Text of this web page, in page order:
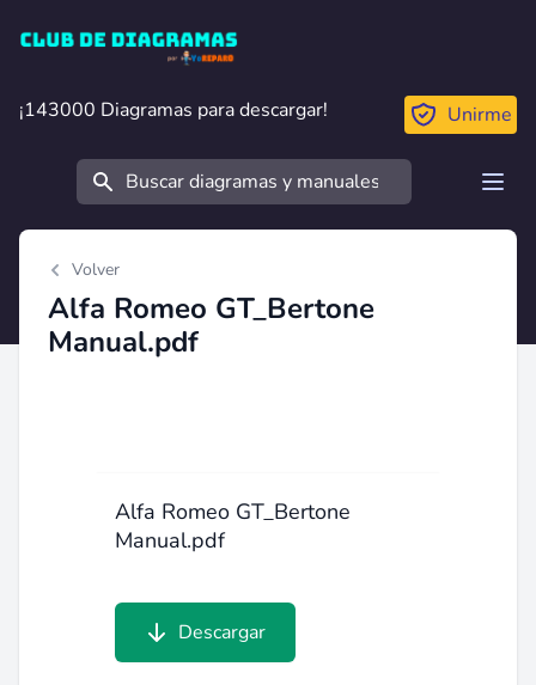
Club de Diagramas
¡143000 Diagramas para descargar!
¡143000 Diagramas para descargar! Unirme
Buscar
Volver
Alfa Romeo GT_Bertone
Manual.pdf
Alfa Romeo GT_Bertone
Manual.pdf
Descargar